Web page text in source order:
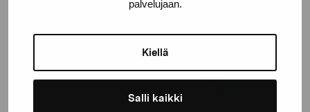
palvelujaan.
Kiellä
Salli kaikki